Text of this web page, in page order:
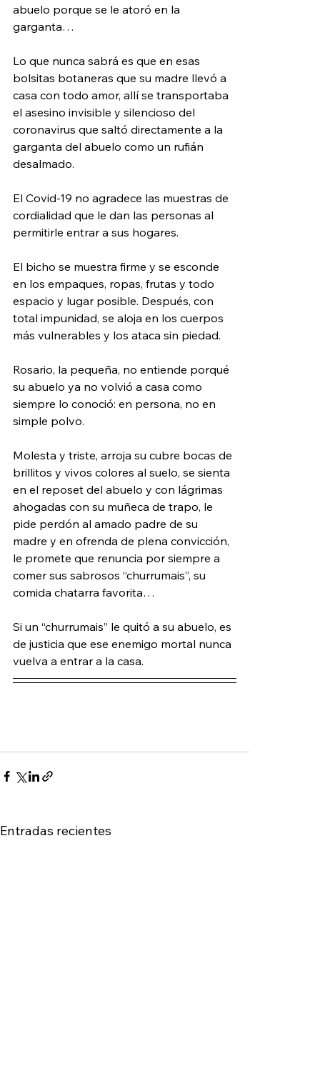
abuelo porque se le atoró en la
garganta…
Lo que nunca sabrá es que en esas
bolsitas botaneras que su madre llevó a
casa con todo amor, allí se transportaba
el asesino invisible y silencioso del
coronavirus que saltó directamente a la
garganta del abuelo como un rufián
desalmado.
El Covid-19 no agradece las muestras de
cordialidad que le dan las personas al
permitirle entrar a sus hogares.
El bicho se muestra firme y se esconde
en los empaques, ropas, frutas y todo
espacio y lugar posible. Después, con
total impunidad, se aloja en los cuerpos
más vulnerables y los ataca sin piedad.
Rosario, la pequeña, no entiende porqué
su abuelo ya no volvió a casa como
siempre lo conoció: en persona, no en
simple polvo.
Molesta y triste, arroja su cubre bocas de
brillitos y vivos colores al suelo, se sienta
en el reposet del abuelo y con lágrimas
ahogadas con su muñeca de trapo, le
pide perdón al amado padre de su
madre y en ofrenda de plena convicción,
le promete que renuncia por siempre a
comer sus sabrosos “churrumais”, su
comida chatarra favorita…
Si un “churrumais” le quitó a su abuelo, es
de justicia que ese enemigo mortal nunca
vuelva a entrar a la casa.
Entradas recientes